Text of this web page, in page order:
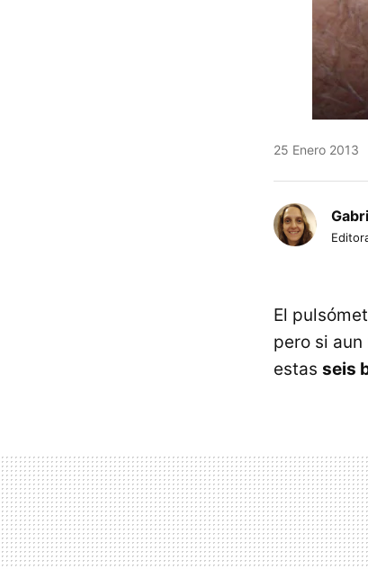
25 Enero 2013
El
pero si
estas seis